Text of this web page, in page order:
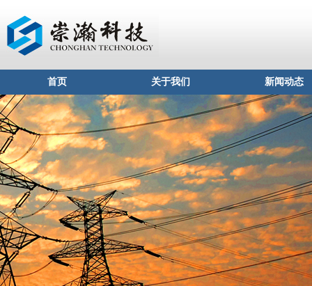
首页 关于我们 新闻动态